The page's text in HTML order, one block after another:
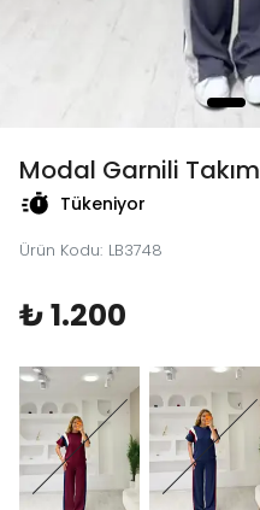
Modal Garnili Takım
Tükeniyor
Ürün Kodu: LB3748
₺ 1.200